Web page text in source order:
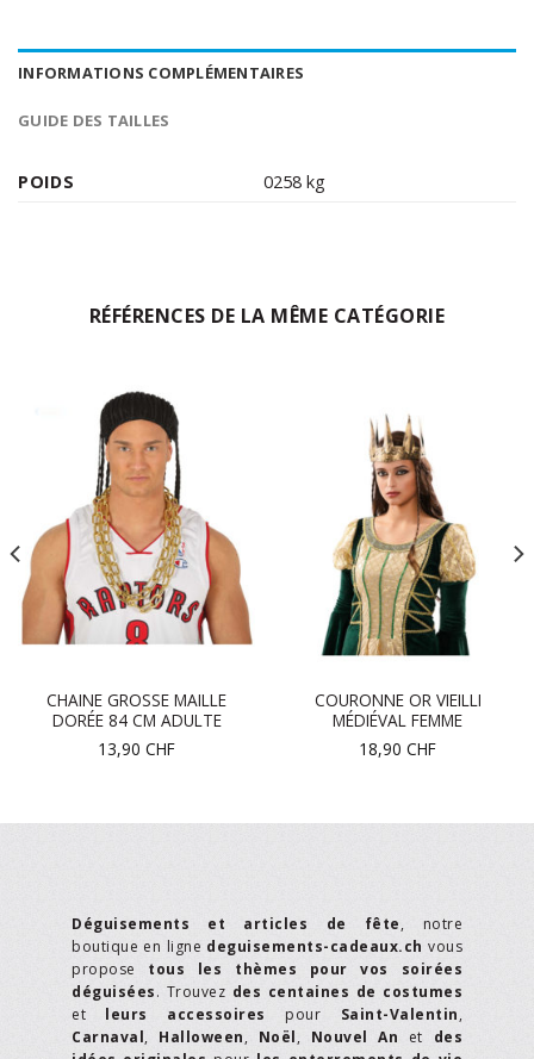
INFORMATIONS COMPLÉMENTAIRES
GUIDE DES TAILLES
POIDS 0258 kg
RÉFÉRENCES DE LA MÊME CATÉGORIE
CHAINE GROSSE MAILLE
DORÉE 84 CM ADULTE
13,90 CHF
COURONNE OR VIEILLI
MÉDIÉVAL FEMME
18,90 CHF
Déguisements et articles de fête, notre
boutique en ligne deguisements-cadeaux.ch vous
propose tous les thèmes pour vos soirées
déguisées. Trouvez des centaines de costumes
et leurs accessoires pour Saint-Valentin,
Carnaval, Halloween, Noël, Nouvel An et des